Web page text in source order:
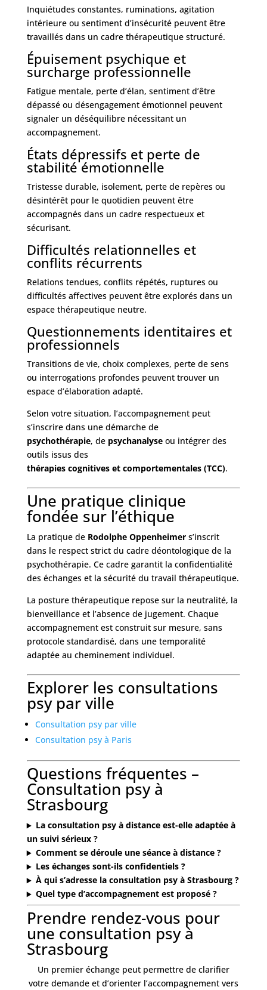
Inquiétudes constantes, ruminations, agitation
intérieure ou sentiment d’insécurité peuvent être
travaillés dans un cadre thérapeutique structuré.
Épuisement psychique et
surcharge professionnelle
Fatigue mentale, perte d’élan, sentiment d’être
dépassé ou désengagement émotionnel peuvent
signaler un déséquilibre nécessitant un
accompagnement.
États dépressifs et perte de
stabilité émotionnelle
Tristesse durable, isolement, perte de repères ou
désintérêt pour le quotidien peuvent être
accompagnés dans un cadre respectueux et
sécurisant.
Difficultés relationnelles et
conflits récurrents
Relations tendues, conflits répétés, ruptures ou
difficultés affectives peuvent être explorés dans un
espace thérapeutique neutre.
Questionnements identitaires et
professionnels
Transitions de vie, choix complexes, perte de sens
ou interrogations profondes peuvent trouver un
espace d’élaboration adapté.
Selon votre situation, l’accompagnement peut
s’inscrire dans une démarche de
psychothérapie, de psychanalyseou intégrer des
outils issus des
thérapies cognitives et comportementales (TCC).
Une pratique clinique
fondée sur l’éthique
La pratique de Rodolphe Oppenheimers’inscrit
dans le respect strict du cadre déontologique de la
psychothérapie. Ce cadre garantit la confidentialité
des échanges et la sécurité du travail thérapeutique.
La posture thérapeutique repose sur la neutralité, la
bienveillance et l’absence de jugement. Chaque
accompagnement est construit sur mesure, sans
protocole standardisé, dans une temporalité
adaptée au cheminement individuel.
Explorer les consultations
psy par ville
Consultation psy par ville
Consultation psy à Paris
Questions fréquentes –
Consultation psy à
Strasbourg
La consultation psy à distance est-elle adaptée à
un suivi sérieux ?
Comment se déroule une séance à distance ?
Les échanges sont-ils confidentiels ?
À qui s’adresse la consultation psy à Strasbourg ?
Quel type d’accompagnement est proposé ?
Prendre rendez-vous pour
une consultation psy à
Strasbourg
Un premier échange peut permettre de clarifier
votre demande et d’orienter l’accompagnement vers